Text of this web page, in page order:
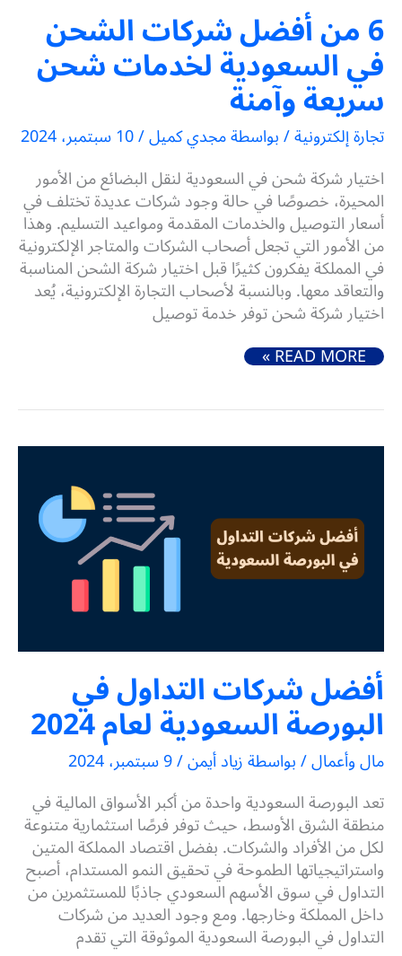
6 من أفضل شركات الشحن
في السعودية لخدمات شحن
سريعة وآمنة
تجارة إلكترونية/ بواسطةمجدي كميل/10 سبتمبر، 2024
اختيار شركة شحن في السعودية لنقل البضائع من الأمور
المحيرة، خصوصًا في حالة وجود شركات عديدة تختلف في
أسعار التوصيل والخدمات المقدمة ومواعيد التسليم. وهذا
من الأمور التي تجعل أصحاب الشركات والمتاجر الإلكترونية
في المملكة يفكرون كثيرًا قبل اختيار شركة الشحن المناسبة
والتعاقد معها. وبالنسبة لأصحاب التجارة الإلكترونية، يُعد
اختيار شركة شحن توفر خدمة توصيل
6 من أفضل شركات الشحن في السعودية لخدمات شحن سريعة وآمنة
READ MORE »
أفضل شركات التداول في
البورصة السعودية لعام 2024
مال وأعمال/ بواسطةزياد أيمن/9 سبتمبر، 2024
تعد البورصة السعودية واحدة من أكبر الأسواق المالية في
منطقة الشرق الأوسط، حيث توفر فرصًا استثمارية متنوعة
لكل من الأفراد والشركات. بفضل اقتصاد المملكة المتين
واستراتيجياتها الطموحة في تحقيق النمو المستدام، أصبح
التداول في سوق الأسهم السعودي جاذبًا للمستثمرين من
داخل المملكة وخارجها. ومع وجود العديد من شركات
التداول في البورصة السعودية الموثوقة التي تقدم